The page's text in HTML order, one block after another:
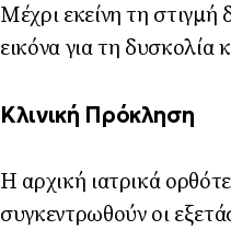
Μέχρι εκείνη τη στιγμή
εικόνα για τη δυσκολία
Κλινική Πρόκληση
Η αρχική ιατρικά
συγκεντρωθούν οι